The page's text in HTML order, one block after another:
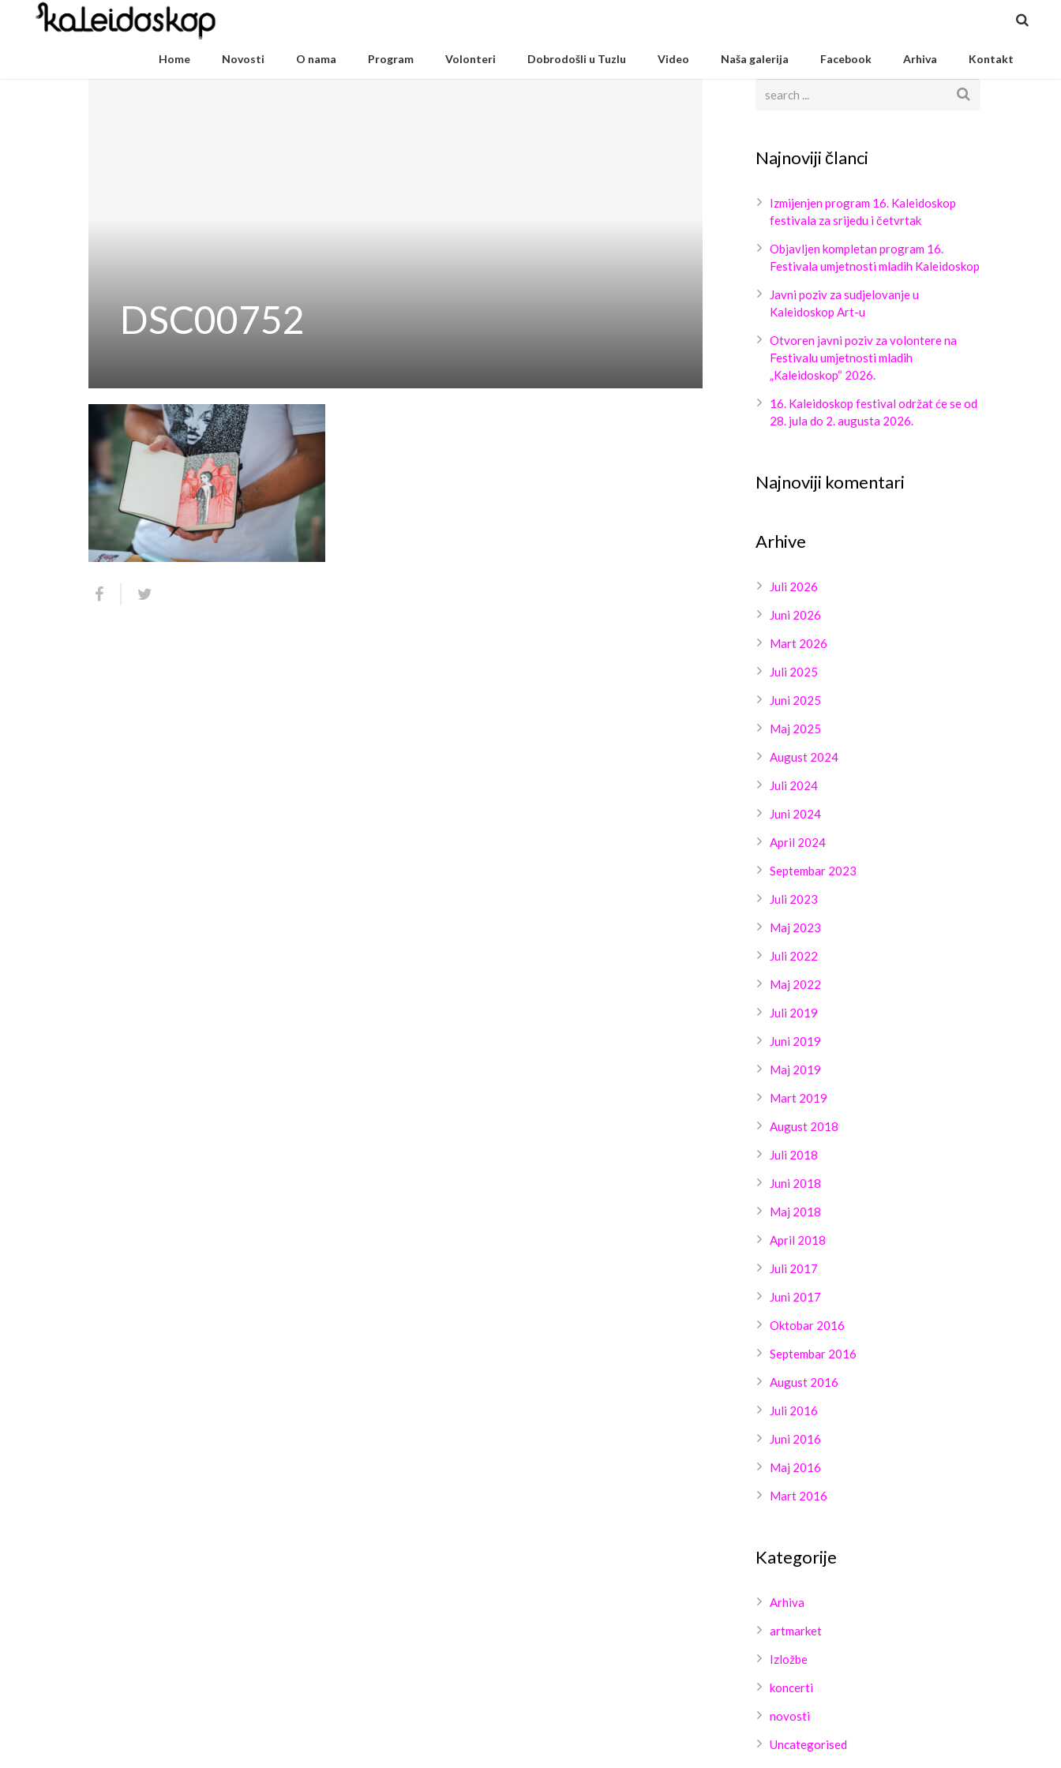
Home Novosti O nama Program Volonteri Dobrodošli u Tuzlu Video Naša galerija Facebook Arhiva Kontakt
DSC00752
Najnoviji članci
Izmijenjen program 16. Kaleidoskop
festivala za srijedu i četvrtak
Objavljen kompletan program 16.
Festivala umjetnosti mladih Kaleidoskop
Javni poziv za sudjelovanje u
Kaleidoskop Art-u
Otvoren javni poziv za volontere na
Festivalu umjetnosti mladih
„Kaleidoskop“ 2026.
16. Kaleidoskop festival održat će se od
28. jula do 2. augusta 2026.
Najnoviji komentari
Arhive
Juli 2026
Juni 2026
Mart 2026
Juli 2025
Juni 2025
Maj 2025
August 2024
Juli 2024
Juni 2024
April 2024
Septembar 2023
Juli 2023
Maj 2023
Juli 2022
Maj 2022
Juli 2019
Juni 2019
Maj 2019
Mart 2019
August 2018
Juli 2018
Juni 2018
Maj 2018
April 2018
Juli 2017
Juni 2017
Oktobar 2016
Septembar 2016
August 2016
Juli 2016
Juni 2016
Maj 2016
Mart 2016
Kategorije
Arhiva
artmarket
Izložbe
koncerti
novosti
Uncategorised